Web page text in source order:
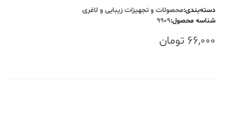
دسته‌بندی:محصولات و تجهیزات زیبایی و لاغری
شناسه محصول:
9909
66,000 تومان